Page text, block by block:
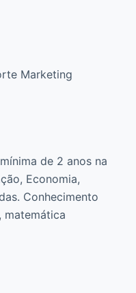
Marketing
de 2 anos na
Economia,
Conhecimento
matemática